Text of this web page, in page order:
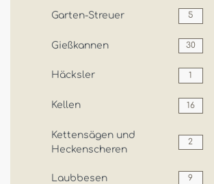
Garten-Streuer 5
Gießkannen 30
Häcksler 1
Kellen 16
Kettensägen und
Heckenscheren
2
Laubbesen 9